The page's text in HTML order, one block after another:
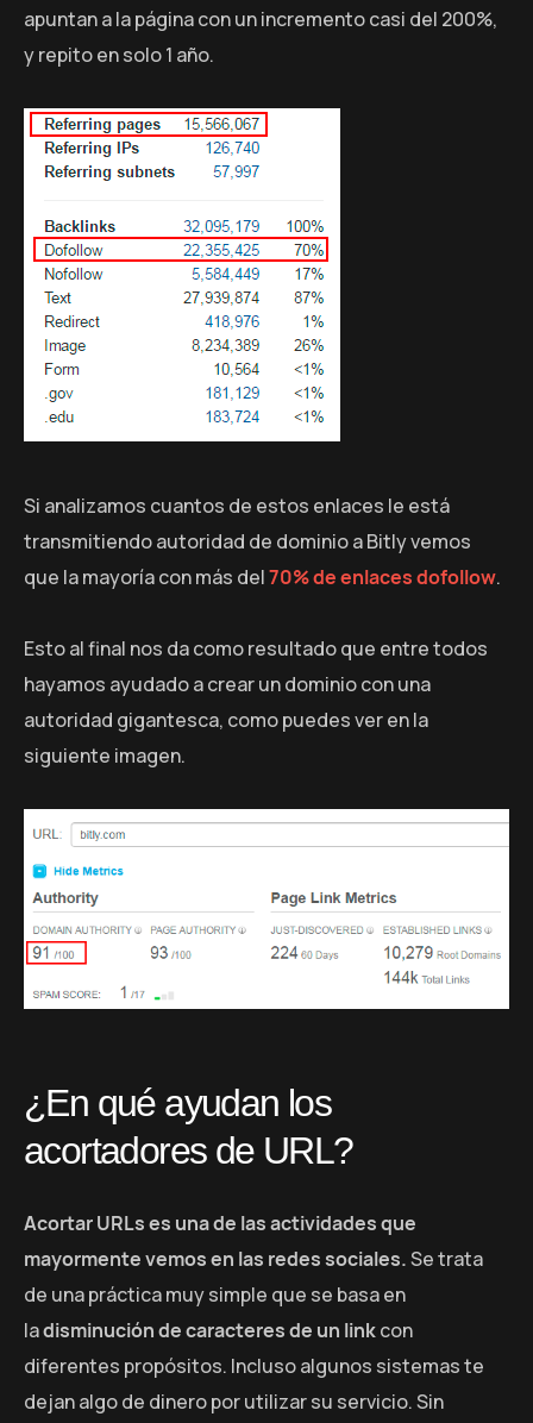
apuntan a la página con un incremento casi del 200%,
y repito en solo 1 año.
Si analizamos cuantos de estos enlaces le está
transmitiendo autoridad de dominio a Bitly vemos
que la mayoría con más del70% de enlaces dofollow.
Esto al final nos da como resultado que entre todos
hayamos ayudado a crear un dominio con una
autoridad gigantesca, como puedes ver en la
siguiente imagen.
¿En qué ayudan los
acortadores de URL?
Acortar URLs es una de las actividades que
mayormente vemos en las redes sociales.Se trata
de una práctica muy simple que se basa en
ladisminución de caracteres de un linkcon
diferentes propósitos. Incluso algunos sistemas te
dejan algo de dinero por utilizar su servicio. Sin